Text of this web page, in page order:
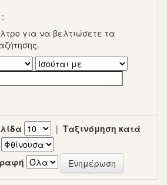
για να βελτιώσετε τα
| Ταξινόμηση κατά